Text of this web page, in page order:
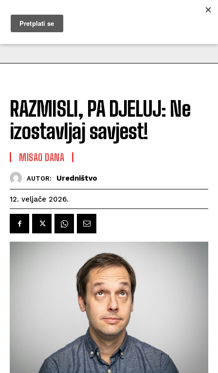
MUŽEVNI BUDITE
RAZMISLI, PA DJELUJ: Ne
izostavljaj savjest!
MISAO DANA
AUTOR: Uredništvo
12. veljače 2026.